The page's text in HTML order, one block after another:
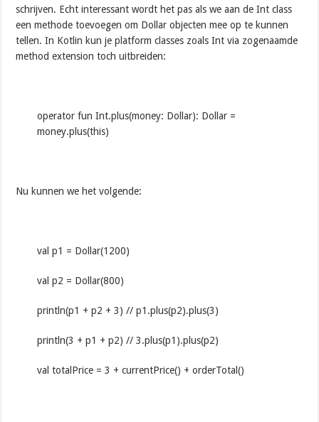
schrijven. Echt interessant wordt het pas als we aan de Int class
een methode toevoegen om Dollar objecten mee op te kunnen
tellen. In Kotlin kun je platform classes zoals Int via zogenaamde
method extension toch uitbreiden:
operator fun Int.plus(money: Dollar): Dollar =
money.plus(this)
Nu kunnen we het volgende:
val p1 = Dollar(1200)
val p2 = Dollar(800)
println(p1 + p2 + 3) // p1.plus(p2).plus(3)
println(3 + p1 + p2) // 3.plus(p1).plus(p2)
val totalPrice = 3 + currentPrice() + orderTotal()